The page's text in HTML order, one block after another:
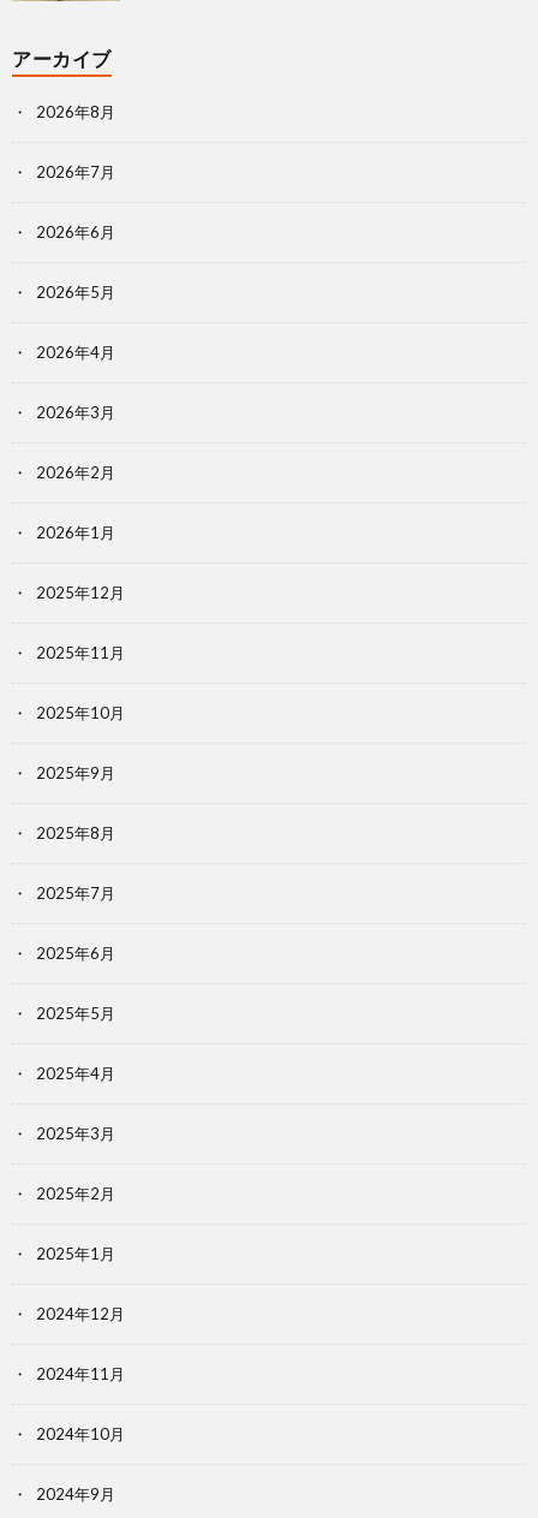
アーカイブ
2026年8月
2026年7月
2026年6月
2026年5月
2026年4月
2026年3月
2026年2月
2026年1月
2025年12月
2025年11月
2025年10月
2025年9月
2025年8月
2025年7月
2025年6月
2025年5月
2025年4月
2025年3月
2025年2月
2025年1月
2024年12月
2024年11月
2024年10月
2024年9月